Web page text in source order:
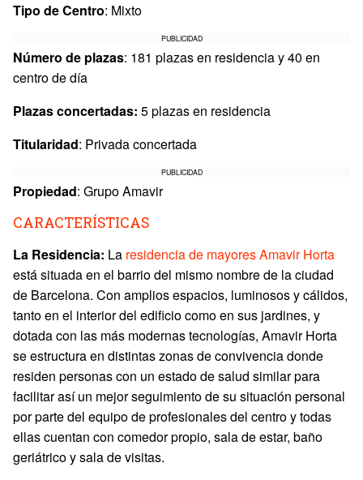
Tipo de Centro: Mixto
PUBLICIDAD
Número de plazas: 181 plazas en residencia y 40 en
centro de día
Plazas concertadas: 5 plazas en residencia
Titularidad: Privada concertada
PUBLICIDAD
Propiedad: Grupo Amavir
CARACTERÍSTICAS
La Residencia: La residencia de mayores Amavir Horta
está situada en el barrio del mismo nombre de la ciudad
de Barcelona. Con amplios espacios, luminosos y cálidos,
tanto en el interior del edificio como en sus jardines, y
dotada con las más modernas tecnologías, Amavir Horta
se estructura en distintas zonas de convivencia donde
residen personas con un estado de salud similar para
facilitar así un mejor seguimiento de su situación personal
por parte del equipo de profesionales del centro y todas
ellas cuentan con comedor propio, sala de estar, baño
geriátrico y sala de visitas.